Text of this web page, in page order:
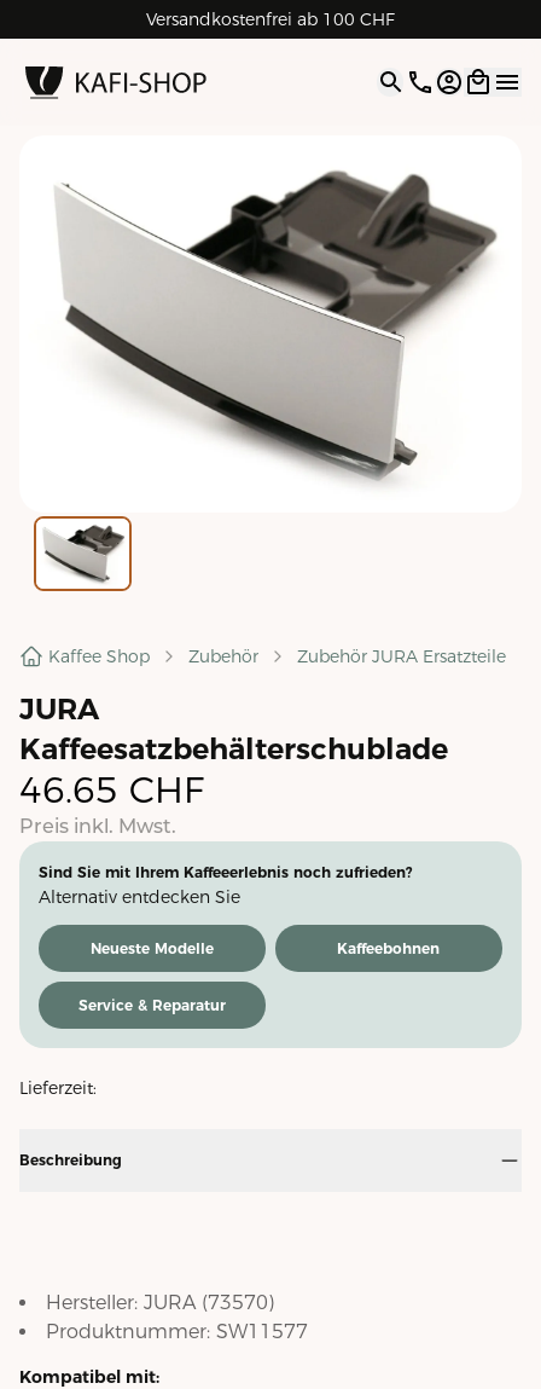
Versandkostenfrei ab 100 CHF
4.9| 5.0 Google
Open
Kaffee Shop Zubehör Zubehör JURA Ersatzteile
JURA
Kaffeesatzbehälterschublade
46.65 CHF
Preis inkl. Mwst.
Sind Sie mit Ihrem Kaffeeerlebnis noch zufrieden?
Alternativ entdecken Sie
Neueste Modelle Kaffeebohnen
Service & Reparatur
Lieferzeit:
Beschreibung
Hersteller: JURA (73570)
Produktnummer: SW11577
Kompatibel mit: